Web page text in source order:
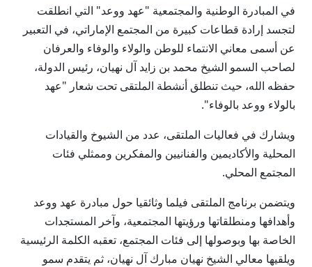
في المبادرة الوطنية والمجتمعية "عهد ووعد" التي انطلقت
لتجسد إرادة قطاعات كبيرة من المجتمع الإماراتي، في التعبير
عن أسمى معاني الانتماء للوطن والولاء والوفاء والعرفان
لصاحب السمو الشيخ محمد بن زايد آل نهيان، رئيس الدولة،
حفظه الله، حيث تنطلق أنشطة الملتقى تحت شعار "عهد
بالولاء ووعد بالوفاء".
ويشارك في فعاليات الملتقى، عدد من الشيوخ والقيادات
المحلية والأكاديمين والفنانيين والمفكرين وممثلي فئات
المجتمع المحلي.
ويتضمن برنامج الملتقى فيلما وثائقيا حول مبادرة عهد ووعد
وأهدافها ومنطلقاتها ورؤيتها المجتمعية، وآخر المستجدات
الخاصة بها وبوصولها إلى فئات المجتمع، تعقبه الكلمة الرئيسية
ويلقيها معالي الشيخ نهيان مبارك آل نهيان، ثم يتقدم سمو